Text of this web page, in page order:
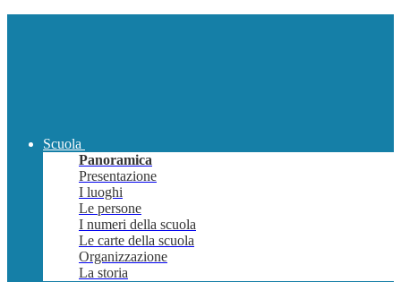
Scuola
Panoramica
Presentazione
I luoghi
Le persone
I numeri della scuola
Le carte della scuola
Organizzazione
La storia